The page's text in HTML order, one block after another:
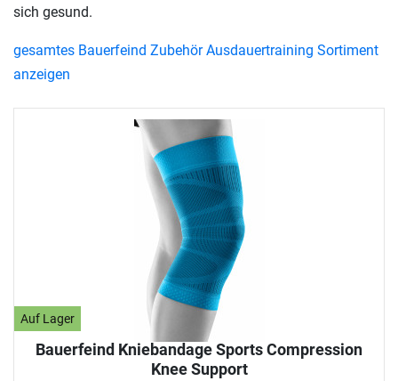
Auf Lager
Bauerfeind Kniebandage Sports Compression
Knee Support
sich gesund.
gesamtes Bauerfeind Zubehör Ausdauertraining Sortiment
anzeigen